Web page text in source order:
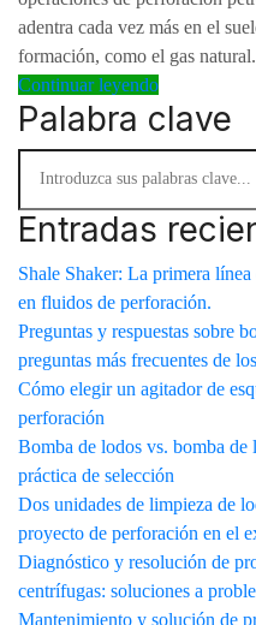
adentra cada vez más en el
formación, como el gas
Continuar leyendo
Palabra clave
Entradas
Shale Shaker: La primera
en fluidos de perforación.
Preguntas y respuestas sobre
preguntas más frecuentes de
Cómo elegir un agitador de
perforación
Bomba de lodos vs. bomba
práctica de selección
Dos unidades de limpieza de
proyecto de perforación en el
Diagnóstico y resolución de
centrífugas: soluciones a
Mantenimiento y solución de